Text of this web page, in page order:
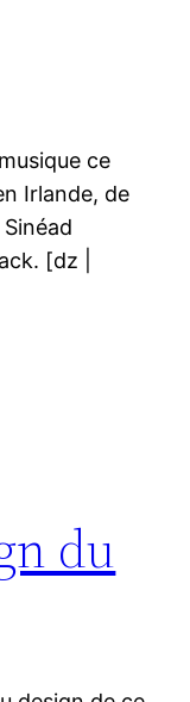
ce
Irlande, de
[dz |
du